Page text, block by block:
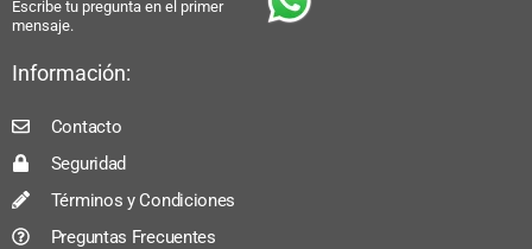
Escribe tu pregunta en el primer
mensaje.
Información:
Contacto
Seguridad
Términos y Condiciones
Preguntas Frecuentes